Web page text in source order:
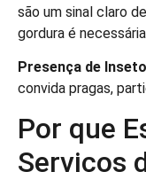
são um sinal claro
gordura é
Presença de
convida pragas,
Por que
Serviços